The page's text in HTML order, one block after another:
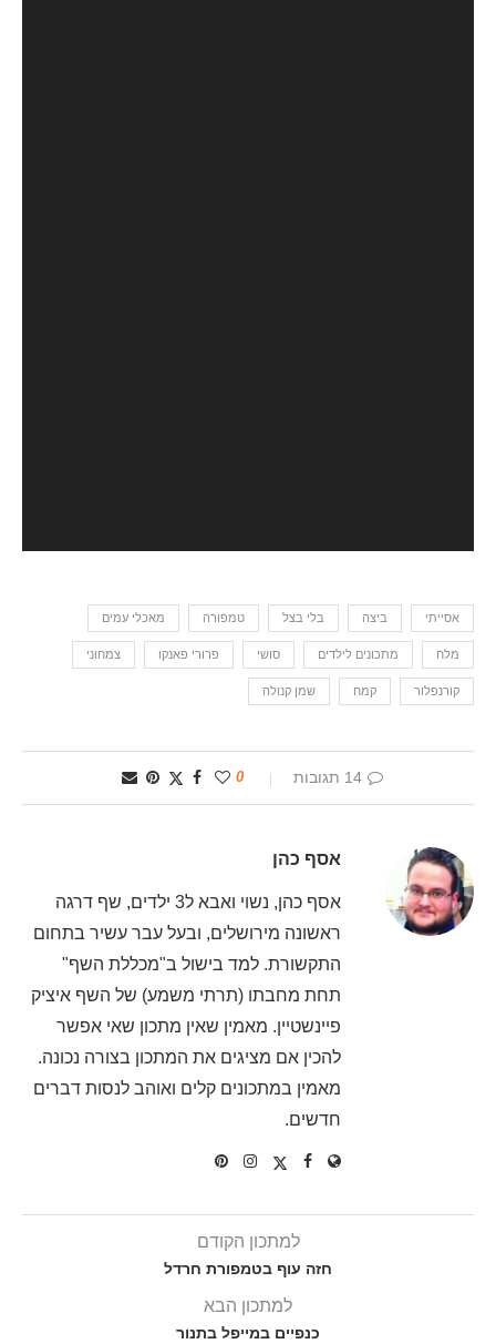
אסייתי ביצה בלי בצל טמפורה מאכלי עמים
מלח מתכונים לילדים סושי פרורי פאנקו צמחוני
קורנפלור קמח שמן קנולה
14 תגובות 0
אסף כהן
אסף כהן, נשוי ואבא ל3 ילדים, שף דרגה
ראשונה מירושלים, ובעל עבר עשיר בתחום
התקשורת. למד בישול ב"מכללת השף"
תחת מחבתו (תרתי משמע) של השף איציק
פיינשטיין. מאמין שאין מתכון שאי אפשר
להכין אם מציגים את המתכון בצורה נכונה.
מאמין במתכונים קלים ואוהב לנסות דברים
חדשים.
למתכון הקודם
חזה עוף בטמפורת חרדל
למתכון הבא
כנפיים במייפל בתנור